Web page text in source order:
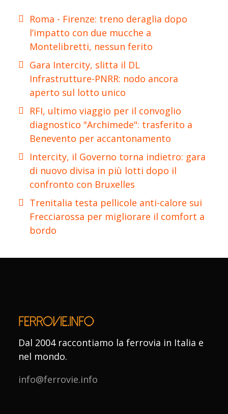
Roma - Firenze: treno deraglia dopo
l’impatto con due mucche a
Montelibretti, nessun ferito
Gara Intercity, slitta il DL
Infrastrutture-PNRR: nodo ancora
aperto sul lotto unico
RFI, ultimo viaggio per il convoglio
diagnostico "Archimede": trasferito a
Benevento per accantonamento
Intercity, il Governo torna indietro: gara
di nuovo divisa in più lotti dopo il
confronto con Bruxelles
Trenitalia testa pellicole anti-calore sui
Frecciarossa per migliorare il comfort a
bordo
Dal 2004 raccontiamo la ferrovia in Italia e
nel mondo.
info@ferrovie.info